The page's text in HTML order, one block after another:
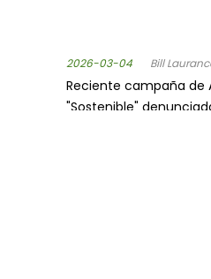
2026-03-04 Bill
Reciente campaña de
"Sostenible"